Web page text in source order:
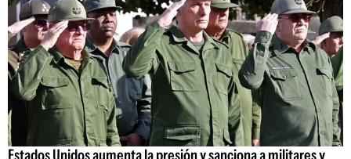
Estados Unidos aumenta la presión y sanciona a militares y